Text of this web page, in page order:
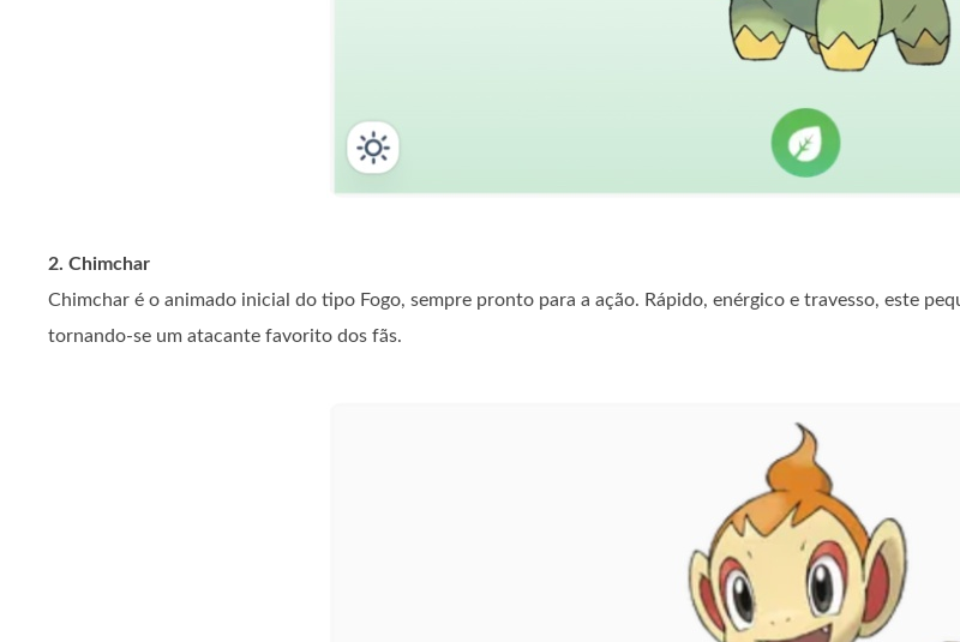
2. Chimchar
Chimchar é o animado inicial do tipo Fogo, sempre pronto para a ação. Rápido, enérgico e travesso, este
tornando-se um atacante favorito dos fãs.